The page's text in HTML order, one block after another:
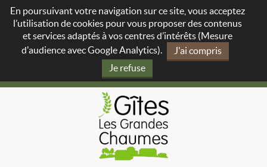
En poursuivant votre navigation sur ce site, vous acceptez
l’utilisation de cookies pour vous proposer des contenus
et services adaptés à vos centres d’intérêts (Mesure
d'audience avec Google Analytics).
J'ai compris
Je refuse